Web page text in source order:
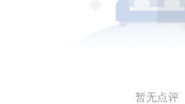
暂无点评